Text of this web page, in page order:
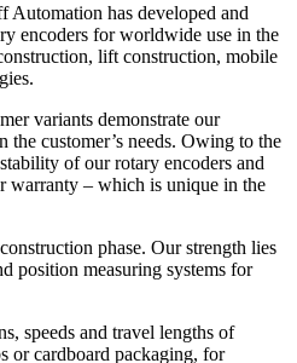
Automation has developed and
encoders for worldwide use in the
lift construction, mobile
variants demonstrate our
customer’s needs. Owing to the
of our rotary encoders and
warranty – which is unique in the
phase. Our strength lies
position measuring systems for
speeds and travel lengths of
or cardboard packaging, for